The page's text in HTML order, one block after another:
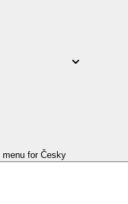
menu for Česky